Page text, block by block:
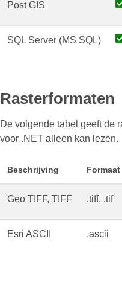
Post GIS
SQL Server (MS SQL)
Rasterformaten
De volgende tabel geeft de
voor .NET alleen kan lezen.
Beschrijving Formaat
Geo TIFF, TIFF .tiff, .tif
Esri ASCII .ascii